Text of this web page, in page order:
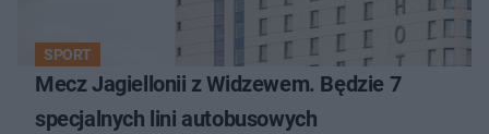
SPORT
Mecz Jagiellonii z Widzewem. Będzie 7
specjalnych lini autobusowych